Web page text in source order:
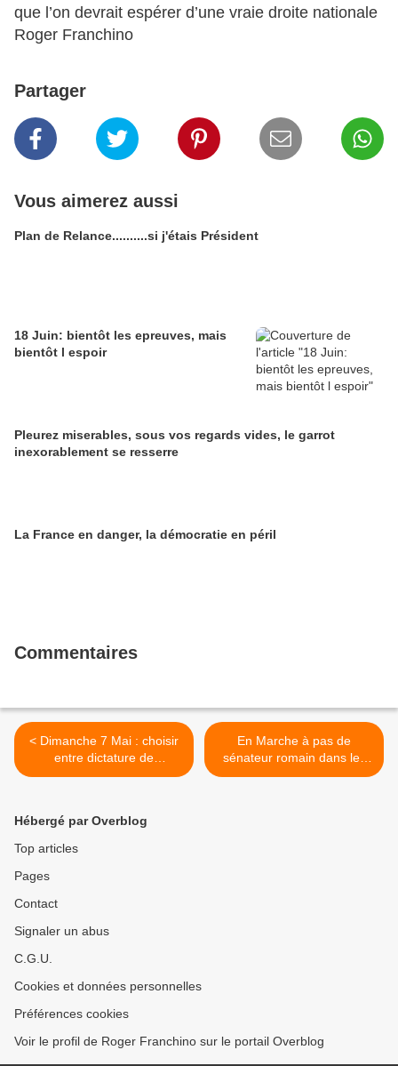
que l’on devrait espérer d’une vraie droite nationale
Roger Franchino
Partager
Vous aimerez aussi
Plan de Relance..........si j'étais Président
18 Juin: bientôt les epreuves, mais
bientôt l espoir
Pleurez miserables, sous vos regards vides, le garrot
inexorablement se resserre
La France en danger, la démocratie en péril
Commentaires
< Dimanche 7 Mai : choisir
entre dictature de
l'effacement et
En Marche à pas de
sénateur romain dans les
ornières passées... >
Hébergé par Overblog
Top articles
Pages
Contact
Signaler un abus
C.G.U.
Cookies et données personnelles
Préférences cookies
Voir le profil de Roger Franchino sur le portail Overblog